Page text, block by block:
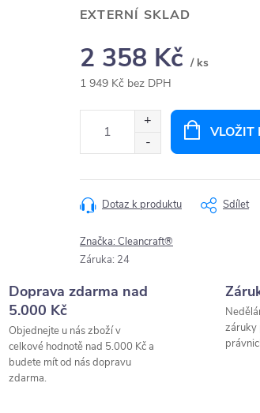
EXTERNÍ SKLAD
2 358 Kč / ks
1 949 Kč bez DPH
VLOŽIT
Dotaz k produktu Sdílet
Značka:Cleancraft®
Záruka: 24
Doprava zdarma nad
5.000 Kč
Objednejte u nás zboží v
celkové hodnotě nad 5.000 Kč a
budete mít od nás dopravu
zdarma.
záruky